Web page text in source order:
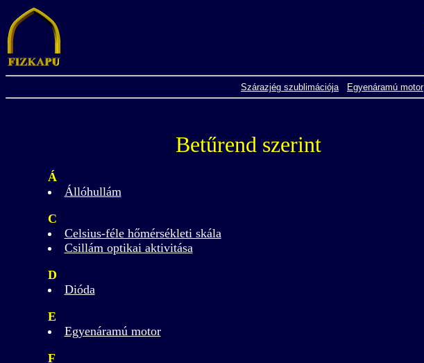
Szárazjég szublimációja Egyenáramú motor
Betűrend szerint
Á
Állóhullám
C
Celsius-féle hőmérsékleti skála
Csillám optikai aktivitása
D
Dióda
E
Egyenáramú motor
F